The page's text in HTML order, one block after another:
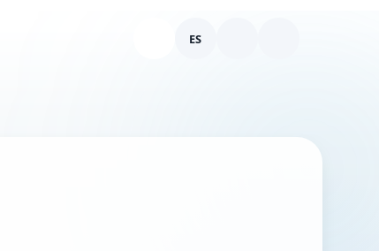
Llamar 646-298-9154
ESCambiar idioma